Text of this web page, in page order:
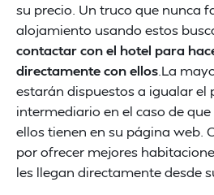
su precio. Un truco que nunca
alojamiento usando estos
contactar con el hotel para
directamente con ellos .La
estarán dispuestos a igualar el
intermediario en el caso de
ellos tienen en su página web.
por ofrecer mejores
les llegan directamente desde